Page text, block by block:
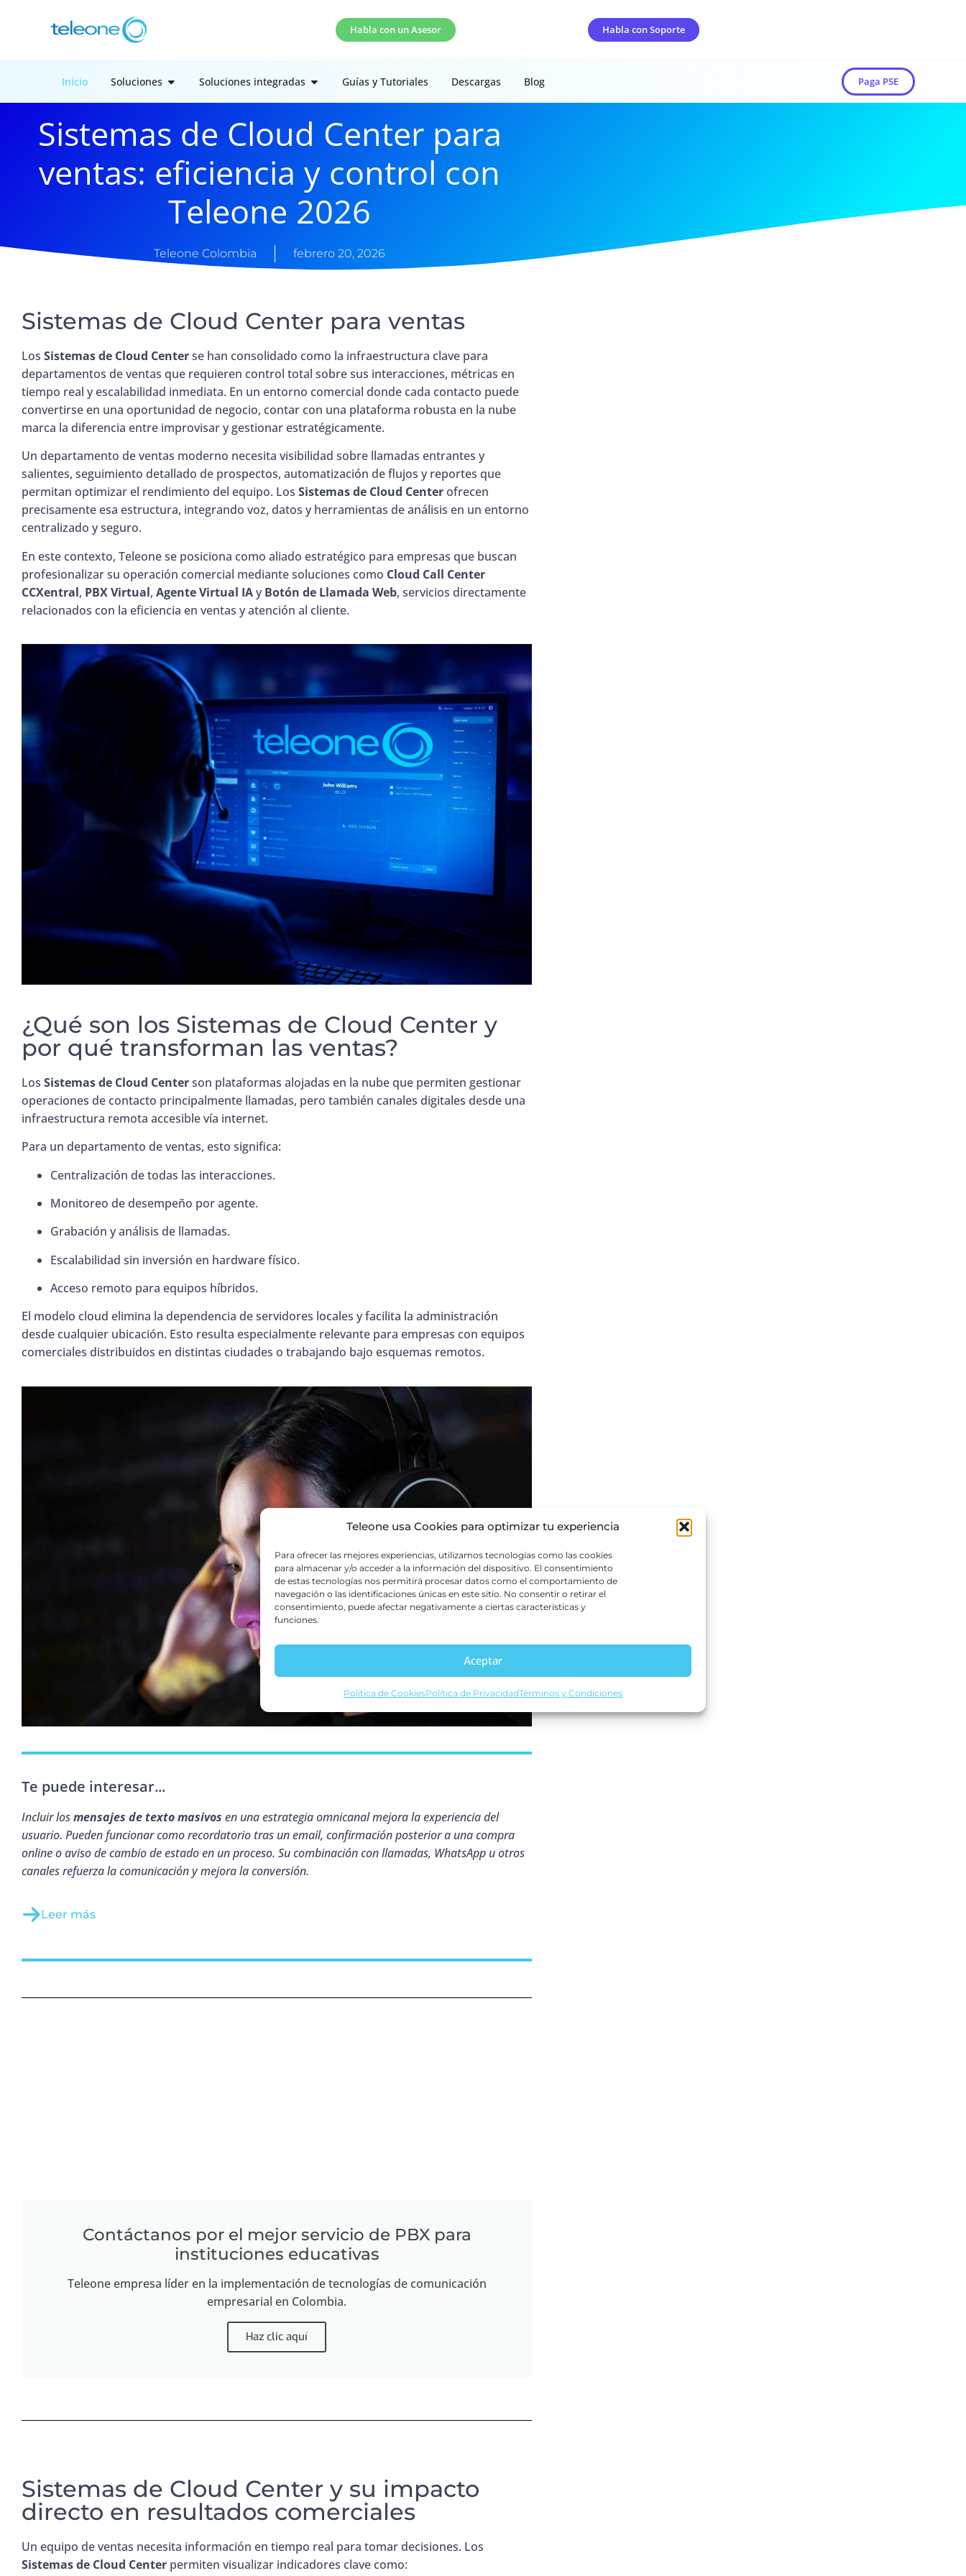
Teleone usa Cookies para optimizar tu experiencia
Para ofrecer las mejores experiencias, utilizamos tecnologías como las cookies
para almacenar y/o acceder a la información del dispositivo. El consentimiento
de estas tecnologías nos permitirá procesar datos como el comportamiento de
navegación o las identificaciones únicas en este sitio. No consentir o retirar el
consentimiento, puede afectar negativamente a ciertas características y
funciones.
Aceptar
Política de CookiesPolítica de PrivacidadTérminos y Condiciones
Habla con un Asesor Habla con Soporte
Inicio Soluciones Soluciones integradas Guías y Tutoriales Descargas Blog Paga PSE
Sistemas de Cloud Center para
ventas: eficiencia y control con
Teleone 2026
Teleone Colombia febrero 20, 2026
Sistemas de Cloud Center para ventas
Los Sistemas de Cloud Centerse han consolidado como la infraestructura clave para
departamentos de ventas que requieren control total sobre sus interacciones, métricas en
tiempo real y escalabilidad inmediata. En un entorno comercial donde cada contacto puede
convertirse en una oportunidad de negocio, contar con una plataforma robusta en la nube
marca la diferencia entre improvisar y gestionar estratégicamente.
Un departamento de ventas moderno necesita visibilidad sobre llamadas entrantes y
salientes, seguimiento detallado de prospectos, automatización de flujos y reportes que
permitan optimizar el rendimiento del equipo. Los Sistemas de Cloud Centerofrecen
precisamente esa estructura, integrando voz, datos y herramientas de análisis en un entorno
centralizado y seguro.
En este contexto, Teleone se posiciona como aliado estratégico para empresas que buscan
profesionalizar su operación comercial mediante soluciones como Cloud Call Center
CCXentral, PBX Virtual, Agente Virtual IAy Botón de Llamada Web, servicios directamente
relacionados con la eficiencia en ventas y atención al cliente.
¿Qué son los Sistemas de Cloud Center y
por qué transforman las ventas?
Los Sistemas de Cloud Centerson plataformas alojadas en la nube que permiten gestionar
operaciones de contacto principalmente llamadas, pero también canales digitales desde una
infraestructura remota accesible vía internet.
Para un departamento de ventas, esto significa:
Centralización de todas las interacciones.
Monitoreo de desempeño por agente.
Grabación y análisis de llamadas.
Escalabilidad sin inversión en hardware físico.
Acceso remoto para equipos híbridos.
El modelo cloud elimina la dependencia de servidores locales y facilita la administración
desde cualquier ubicación. Esto resulta especialmente relevante para empresas con equipos
comerciales distribuidos en distintas ciudades o trabajando bajo esquemas remotos.
Te puede interesar...
Incluir losmensajes de texto masivos en una estrategia omnicanal mejora la experiencia del
usuario. Pueden funcionar como recordatorio tras un email, confirmación posterior a una compra
online o aviso de cambio de estado en un proceso. Su combinación con llamadas, WhatsApp u otros
canales refuerza la comunicación y mejora la conversión.
Leer más
Contáctanos por el mejor servicio de PBX para
instituciones educativas
Teleone empresa líder en la implementación de tecnologías de comunicación
empresarial en Colombia.
Haz clic aquí
Sistemas de Cloud Center y su impacto
directo en resultados comerciales
Un equipo de ventas necesita información en tiempo real para tomar decisiones. Los
Sistemas de Cloud Center permiten visualizar indicadores clave como: